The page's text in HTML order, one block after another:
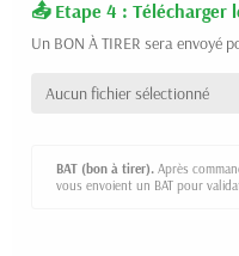
Etape 4 : Télécharger
Un BON À TIRER sera envoyé
Aucun fichier sélectionné
BAT (bon à tirer). Après
vous envoient un BAT pour